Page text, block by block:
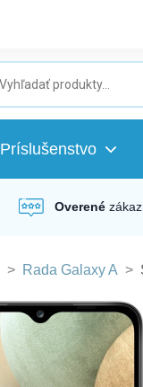
Príslušenstvo
Overené
> Rada Galaxy A >